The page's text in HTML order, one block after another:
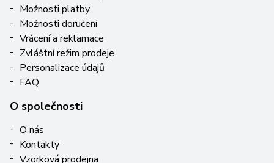
Možnosti platby
Možnosti doručení
Vrácení a reklamace
Zvláštní režim prodeje
Personalizace údajů
FAQ
O společnosti
O nás
Kontakty
Vzorková prodejna